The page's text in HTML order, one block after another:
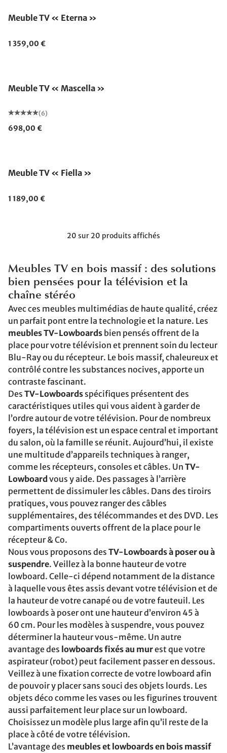
Meuble TV « Eterna »
1 359,00 €
Meuble TV « Mascella »
(6)
698,00 €
Meuble TV « Fiella »
1 189,00 €
20 sur 20 produits affichés
Meubles TV en bois massif : des solutions
bien pensées pour la télévision et la
chaîne stéréo
Avec ces meubles multimédias de haute qualité, créez
un parfait pont entre la technologie et la nature. Les
meubles TV-Lowboards bien pensés offrent de la
place pour votre télévision et prennent soin du lecteur
Blu-Ray ou du récepteur. Le bois massif, chaleureux et
contrôlé contre les substances nocives, apporte un
contraste fascinant.
Des TV-Lowboards spécifiques présentent des
caractéristiques utiles qui vous aident à garder de
l’ordre autour de votre télévision. Pour de nombreux
foyers, la télévision est un espace central et important
du salon, où la famille se réunit. Aujourd’hui, il existe
une multitude d’appareils techniques à ranger,
comme les récepteurs, consoles et câbles. Un TV-
Lowboard vous y aide. Des passages à l’arrière
permettent de dissimuler les câbles. Dans des tiroirs
pratiques, vous pouvez ranger des câbles
supplémentaires, des télécommandes et des DVD. Les
compartiments ouverts offrent de la place pour le
récepteur & Co.
Nous vous proposons des TV-Lowboards à poser ou à
suspendre. Veillez à la bonne hauteur de votre
lowboard. Celle-ci dépend notamment de la distance
à laquelle vous êtes assis devant votre télévision et de
la hauteur de votre canapé ou de votre fauteuil. Les
lowboards à poser ont une hauteur d’environ 45 à
60 cm. Pour les modèles à suspendre, vous pouvez
déterminer la hauteur vous-même. Un autre
avantage des lowboards fixés au murest que votre
aspirateur (robot) peut facilement passer en dessous.
Veillez à une fixation correcte de votre lowboard afin
de pouvoir y placer sans souci des objets lourds. Les
objets déco comme les vases ou les figurines trouvent
aussi parfaitement leur place sur un lowboard.
Choisissez un modèle plus large afin qu’il reste de la
place à côté de votre télévision.
L’avantage des meubles et lowboards en bois massif